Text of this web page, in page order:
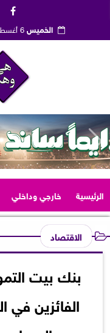
الخميس
الرئيسية خارجي وداخلي
الاقتصاد
بنك بيت
الفائزين